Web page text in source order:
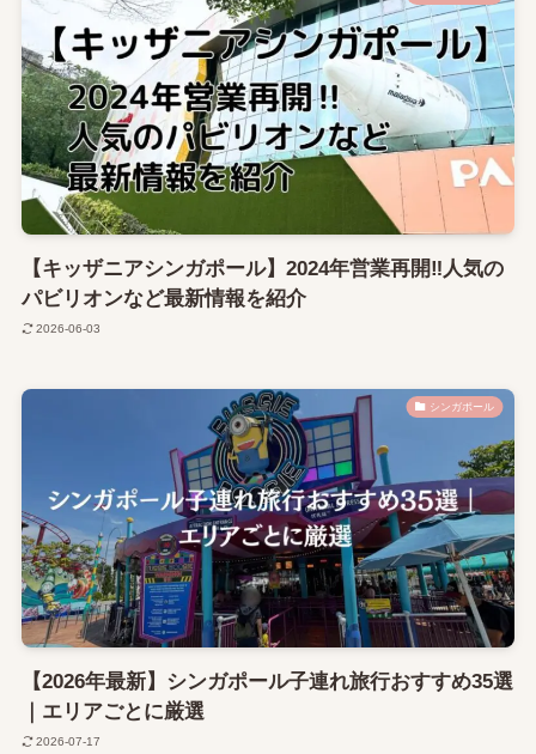
【キッザニアシンガポール】2024年営業再開‼人気の
パビリオンなど最新情報を紹介
2026-06-03
シンガポール
【2026年最新】シンガポール子連れ旅行おすすめ35選
｜エリアごとに厳選
2026-07-17